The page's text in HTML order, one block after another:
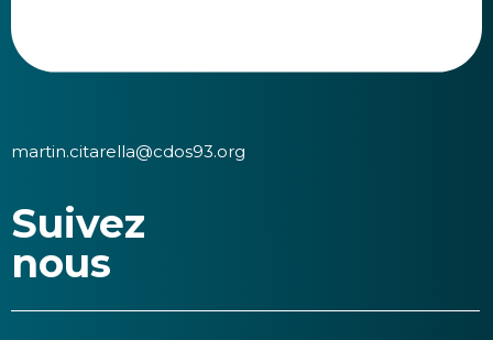
martin.citarella@cdos93.org
Suivez
nous